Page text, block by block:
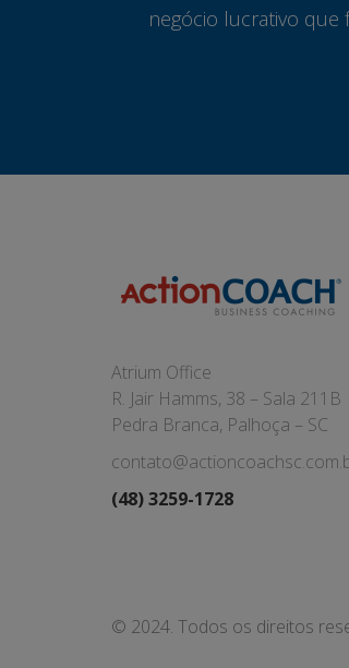
negócio lucrativo que
Atrium Office
R. Jair Hamms, 38 – Sala 211B
Pedra Branca, Palhoça – SC
(48) 3259-1728
© 2024. Todos os direitos